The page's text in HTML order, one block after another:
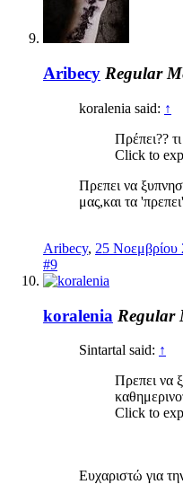
Aribecy Regular
koralenia said: ↑
Πρέπει??
Click to
Πρεπει να
μας,και τα
Aribecy, 25 Νοεμβρίου
#9
koralenia Regular
Sintartal said: ↑
Πρεπει να
Click to
Ευχαριστώ για